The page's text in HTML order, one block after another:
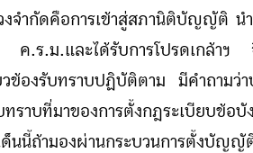
จำกัดคือการเข้าสู่สภานิติบัญญัติ นำ
ค.ร.ม.และได้รับการโปรดเกล้าฯ
ข้องรับทราบปฏิบัติตาม มีคำถามว่า
ทราบที่มาของการตั้งกฎระเบียบข้อ
นนี้ถ้ามองผ่านกระบวนการตั้งบัญญั